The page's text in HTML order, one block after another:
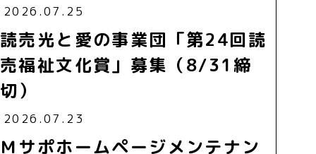
2026.07.25
読売光と愛の事業団「第24回読
売福祉文化賞」募集（8/31締
切）
2026.07.23
Ｍサポホームページメンテナン